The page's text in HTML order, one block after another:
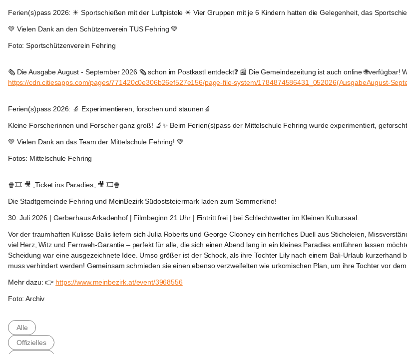
Ferien(s)pass 2026: ☀ Sportschießen mit der Luftpistole ☀ Vier Gruppen mit je 6 Kindern hatten die Gelegenheit, das
💚 Vielen Dank an den Schützenverein TUS Fehring 💚
Foto: Sportschützenverein Fehring
🗞️ Die Ausgabe August - September 2026 🗞️ schon im Postkastl entdeckt❓ 📰 Die Gemeindezeitung ist auch online 🌐verfügbar!
https://cdn.citiesapps.com/pages/771420c0e306b26ef527e156/page-file-system/1784874586431_052026(AusgabeAugust-
Ferien(s)pass 2026: 🔬 Experimentieren, forschen und staunen🔬
Kleine Forscherinnen und Forscher ganz groß! 🔬✨ Beim Ferien(s)pass der Mittelschule Fehring wurde experimentiert,
💚 Vielen Dank an das Team der Mittelschule Fehring! 💚
Fotos: Mittelschule Fehring
🍿🎞 🎥 „Ticket ins Paradies„ 🎥 🎞🍿
Die Stadtgemeinde Fehring und MeinBezirk Südoststeiermark laden zum Sommerkino!
30. Juli 2026 | Gerberhaus Arkadenhof | Filmbeginn 21 Uhr | Eintritt frei | bei Schlechtwetter im Kleinen Kultursaal.
Vor der traumhaften Kulisse Balis liefern sich Julia Roberts und George Clooney ein herrliches Duell aus Sticheleien,
viel Herz, Witz und Fernweh-Garantie – perfekt für alle, die sich einen Abend lang in ein kleines Paradies entführen lassen
Scheidung war eine ausgezeichnete Idee. Umso größer ist der Schock, als ihre Tochter Lily nach einem Bali-Urlaub
muss verhindert werden! Gemeinsam schmieden sie einen ebenso verzweifelten wie urkomischen Plan, um ihre Tochter vor
Mehr dazu: 👉 https://www.meinbezirk.at/event/3968556
Foto: Archiv
Alle
Offizielles